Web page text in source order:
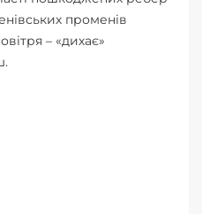
променів
– «дихає»